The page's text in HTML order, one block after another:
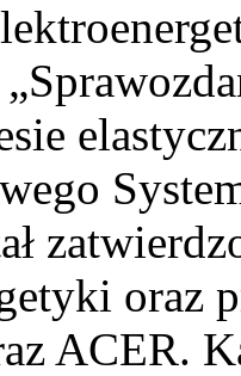
oraz
ACER.